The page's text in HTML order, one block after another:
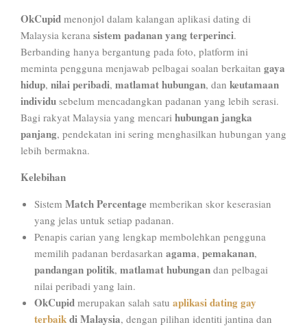
OkCupid menonjol dalam kalangan aplikasi dating di
Malaysia kerana sistem padanan yang terperinci.
Berbanding hanya bergantung pada foto, platform ini
meminta pengguna menjawab pelbagai soalan berkaitan gaya
hidup, nilai peribadi, matlamat hubungan, dan keutamaan
individu sebelum mencadangkan padanan yang lebih serasi.
Bagi rakyat Malaysia yang mencari hubungan jangka
panjang, pendekatan ini sering menghasilkan hubungan yang
lebih bermakna.
Kelebihan
Sistem Match Percentage memberikan skor keserasian
yang jelas untuk setiap padanan.
Penapis carian yang lengkap membolehkan pengguna
memilih padanan berdasarkan agama, pemakanan,
pandangan politik, matlamat hubungan dan pelbagai
nilai peribadi yang lain.
OkCupid merupakan salah satu aplikasi dating gay
terbaikdi Malaysia, dengan pilihan identiti jantina dan